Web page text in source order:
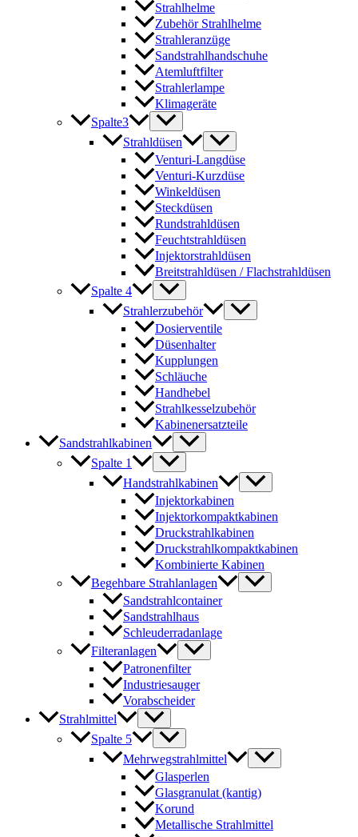
Strahlhelme
Zubehör Strahlhelme
Strahleranzüge
Sandstrahlhandschuhe
Atemluftfilter
Strahlerlampe
Klimageräte
Spalte3
Strahldüsen
Venturi-Langdüse
Venturi-Kurzdüse
Winkeldüsen
Steckdüsen
Rundstrahldüsen
Feuchtstrahldüsen
Injektorstrahldüsen
Breitstrahldüsen / Flachstrahldüsen
Spalte 4
Strahlerzubehör
Dosierventile
Düsenhalter
Kupplungen
Schläuche
Handhebel
Strahlkesselzubehör
Kabinenersatzteile
Sandstrahlkabinen
Spalte 1
Handstrahlkabinen
Injektorkabinen
Injektorkompaktkabinen
Druckstrahlkabinen
Druckstrahlkompaktkabinen
Kombinierte Kabinen
Begehbare Strahlanlagen
Sandstrahlcontainer
Sandstrahlhaus
Schleuderradanlage
Filteranlagen
Patronenfilter
Industriesauger
Vorabscheider
Strahlmittel
Spalte 5
Mehrwegstrahlmittel
Glasperlen
Glasgranulat (kantig)
Korund
Metallische Strahlmittel